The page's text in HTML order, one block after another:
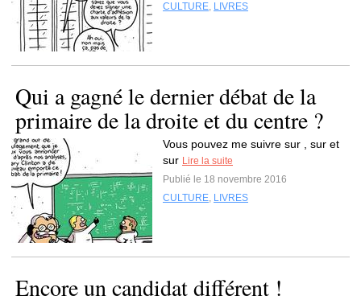
CULTURE, LIVRES
Qui a gagné le dernier débat de la
primaire de la droite et du centre ?
Vous pouvez me suivre sur , sur et
sur Lire la suite
Publié le 18 novembre 2016
CULTURE, LIVRES
Encore un candidat différent !